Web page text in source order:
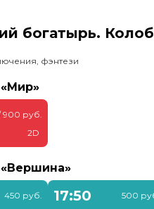
богатырь.
фэнтези
900 руб.
2D
450 руб.
17:50
500